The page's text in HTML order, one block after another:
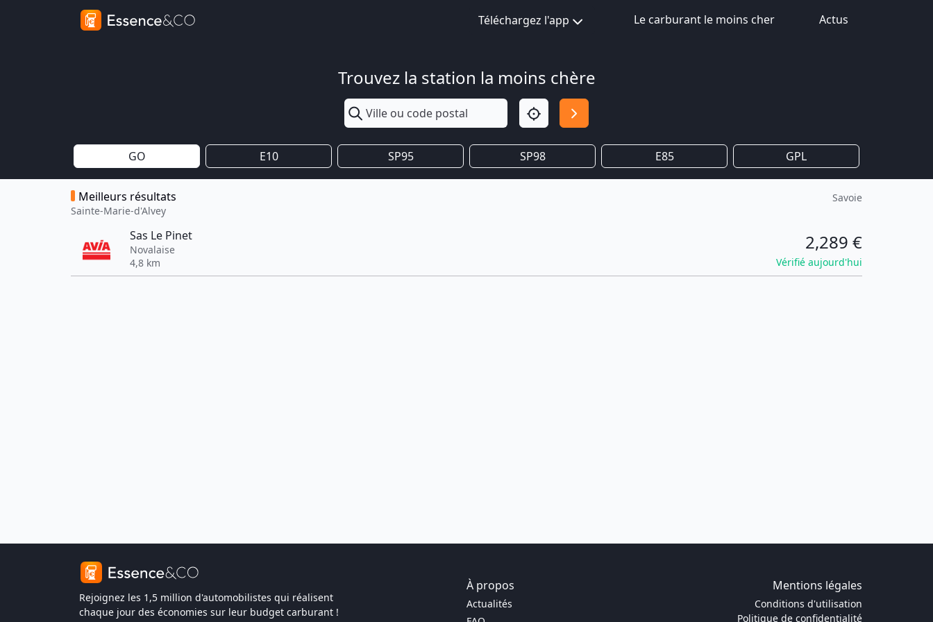
Téléchargez l'app Le carburant le moins cher Actus
Trouvez la station la moins chère
GO E10 SP95 SP98 E85 GPL
Meilleurs résultats
Sainte-Marie-d'Alvey
Savoie
Sas Le Pinet
Novalaise
4,8 km
2,289 €
Vérifié aujourd'hui
Rejoignez les 1,5 million d'automobilistes qui réalisent
chaque jour des économies sur leur budget carburant !
À propos Mentions légales
Actualités
Conditions d'utilisation
Politique de confidentialité